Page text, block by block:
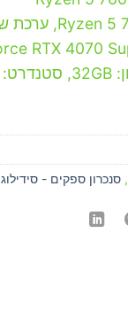
, סנכרון ספקים - סידילוג